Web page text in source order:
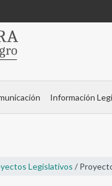
Información
Legislativos /